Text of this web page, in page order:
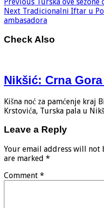
Previous Turska ove
Next Tradicionalni Iftar u
ambasadora
Check Also
Nikšić: Crna
Kišna noć za pamćenje kraj
Krstovića, Turska pala u
Leave a Reply
Your email address will not
are marked *
Comment *